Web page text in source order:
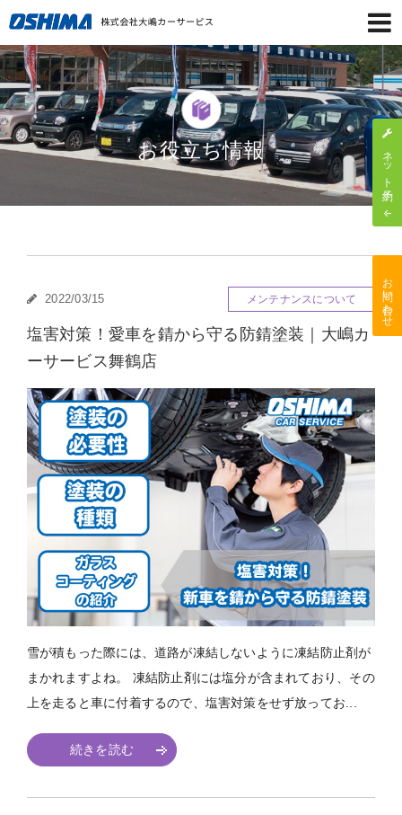
お役立ち情報
2022/03/15 メンテナンスについて
塩害対策！愛車を錆から守る防錆塗装｜大嶋カ
ーサービス舞鶴店
雪が積もった際には、道路が凍結しないように凍結防止剤が
まかれますよね。 凍結防止剤には塩分が含まれており、その
上を走ると車に付着するので、塩害対策をせず放ってお...
続きを読む
ネット予約
お問い合わせ